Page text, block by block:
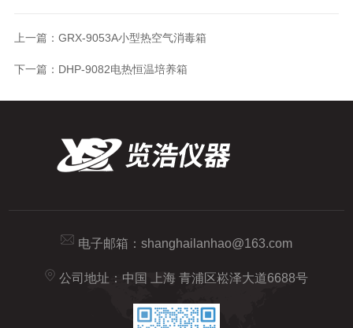
上一篇： GRX-9053A小型热空气消毒箱
下一篇： DHP-9082电热恒温培养箱
电子邮箱： shanghailanhao@163.com
公司地址：中国 上海 青浦区崧泽大道6688号